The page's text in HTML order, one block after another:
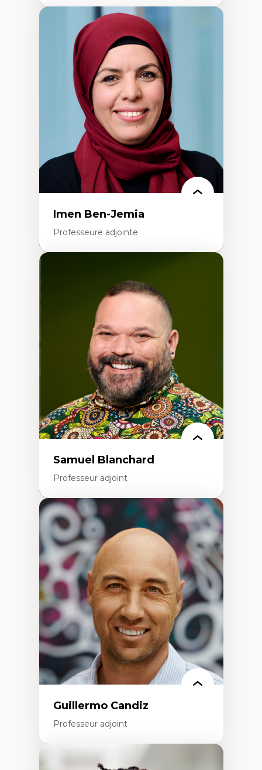
Expertises
Méthodes de recherche
Acteurs plus qu'humains
Approches socio-écologiques
Conservation de la biodiversité
Collaboration et méthodes participatives
Études des sciences
Relations humain-environnement
Transdisciplinarité
Imen Ben-Jemia
Professeure adjointe
Discours sur la ville et représentations
Mosquées, formes et usages au Canada
Reconnaissance et représentations des
communautés immigrantes dans l'espace
Design architectural et urbain
Patrimoine et patrimonialisation
Études postcoloniales et décolonisation des
savoirs
Samuel Blanchard
Professeur adjoint
Expertises
Didactique des sciences – processus
d’enquête et culture scientifique
Éducation en milieu minoritaire –
construction identitaire et conscience
critique
Technologies éducatives – ludification et
programmation pédagogique
La langue dans toutes les matières –
environnement discursif et langage
scientifique
Guillermo Candiz
Professeur adjoint
Expertises